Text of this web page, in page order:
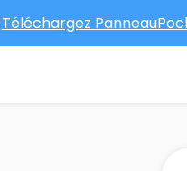
Téléchargez